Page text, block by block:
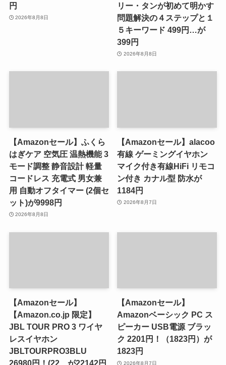
円
2026年8月8日
リー・タンが初めて明かす
問題解決の４ステップと１
５キーワード 499円…が
399円
2026年8月8日
【Amazonセール】ふくら
はぎケア 空気圧 温熱機能 3
モード調整 静音設計 軽量
コードレス 充電式 男女兼
用 自動オフタイマー (2個セ
ット)が9998円
2026年8月8日
【Amazonセール】alacoo
有線 ゲーミングイヤホン
マイク付き有線HiFi リモコ
ン付き カナル型 防水が
1184円
2026年8月7日
【Amazonセール】
【Amazon.co.jp 限定】
JBL TOUR PRO 3 ワイヤ
レスイヤホン
JBLTOURPRO3BLU
26980円！(22…が22142円
【Amazonセール】
Amazonベーシック PC ス
ピーカー USB電源 ブラッ
ク 2201円！（1823円）が
1823円
2026年8月7日